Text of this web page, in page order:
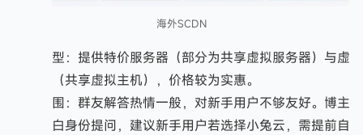
海外SCDN
产品类型：提供特价服务器（部分为共享虚拟服务器）与虚
拟主机（共享虚拟主机），价格较为实惠。
社群氛围：群友解答热情一般，对新手用户不够友好。博主
曾以小白身份提问，建议新手用户若选择小兔云，需提前自